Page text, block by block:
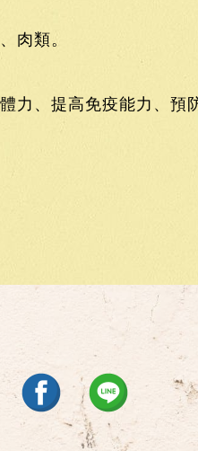
肉類。
力、提高免疫能力、預